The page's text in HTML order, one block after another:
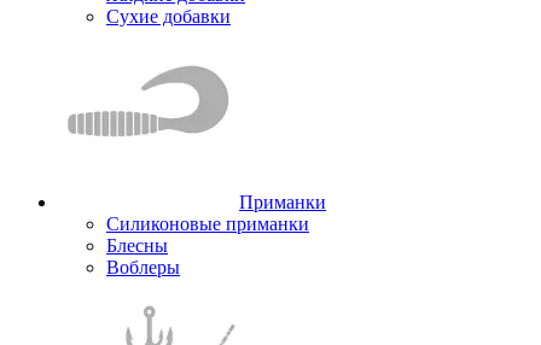
Сухие добавки
Приманки
Силиконовые приманки
Блесны
Воблеры